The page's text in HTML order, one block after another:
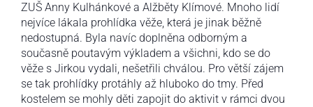
ZUŠ Anny Kulhánkové a Alžběty Klímové. Mnoho lidí
nejvíce lákala prohlídka věže, která je jinak běžně
nedostupná. Byla navíc doplněna odborným a
současně poutavým výkladem a všichni, kdo se do
věže s Jirkou vydali, nešetřili chválou. Pro větší zájem
se tak prohlídky protáhly až hluboko do tmy. Před
kostelem se mohly děti zapojit do aktivit v rámci dvou